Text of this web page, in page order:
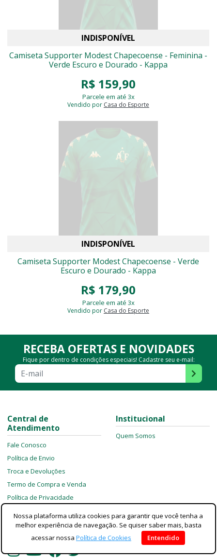
INDISPONÍVEL
Camiseta Supporter Modest Chapecoense - Feminina -
Verde Escuro e Dourado - Kappa
R$ 159,90
Parcele em até 3x
Vendido por Casa do Esporte
INDISPONÍVEL
Camiseta Supporter Modest Chapecoense - Verde
Escuro e Dourado - Kappa
R$ 179,90
Parcele em até 3x
Vendido por Casa do Esporte
RECEBA OFERTAS E NOVIDADES
Fique por dentro de condições especiais! Cadastre seu e-mail:
Central de
Atendimento
Fale Conosco
Política de Envio
Troca e Devoluções
Termo de Compra e Venda
Política de Privacidade
Institucional
Quem Somos
REDES SOCIAIS
Nossa plataforma utiliza cookies para garantir que você tenha a
melhor experiência de navegação. Se quiser saber mais, basta
acessar nossa Política de Cookies Entendido